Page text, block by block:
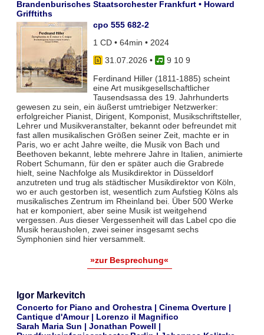
Brandenburisches Staatsorchester Frankfurt • Howard
Grifftiths
cpo 555 682-2
1 CD • 64min • 2024
31.07.2026 •
9 10 9
Ferdinand Hiller (1811-1885) scheint
eine Art musikgesellschaftlicher
Tausendsassa des 19. Jahrhunderts
gewesen zu sein, ein äußerst umtriebiger Netzwerker:
erfolgreicher Pianist, Dirigent, Komponist, Musikschriftsteller,
Lehrer und Musikveranstalter, bekannt oder befreundet mit
fast allen musikalischen Größen seiner Zeit, machte er in
Paris, wo er acht Jahre weilte, die Musik von Bach und
Beethoven bekannt, lebte mehrere Jahre in Italien, animierte
Robert Schumann, für den er später auch die Grabrede
hielt, seine Nachfolge als Musikdirektor in Düsseldorf
anzutreten und trug als städtischer Musikdirektor von Köln,
wo er auch gestorben ist, wesentlich zum Aufstieg Kölns als
musikalisches Zentrum im Rheinland bei. Über 500 Werke
hat er komponiert, aber seine Musik ist weitgehend
vergessen. Aus dieser Vergessenheit will das Label cpo die
Musik herausholen, zwei seiner insgesamt sechs
Symphonien sind hier versammelt.
»zur Besprechung«
Igor Markevitch
Concerto for Piano and Orchestra | Cinema Overture |
Cantique d'Amour | Lorenzo il Magnifico
Sarah Maria Sun | Jonathan Powell |